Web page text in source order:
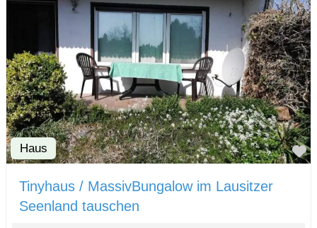
Haus
Tinyhaus / MassivBungalow im Lausitzer
Seenland tauschen